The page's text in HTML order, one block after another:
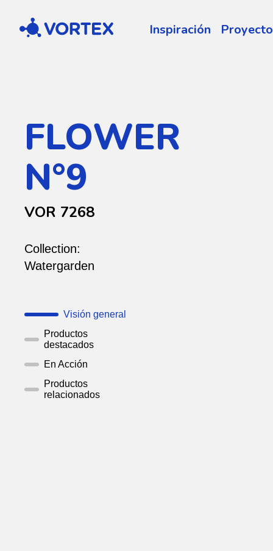
Vortex Inspiración
FLOWER
N°9
VOR 7268
Collection:
Watergarden
Visión general
Productos
destacados
En Acción
Productos
relacionados